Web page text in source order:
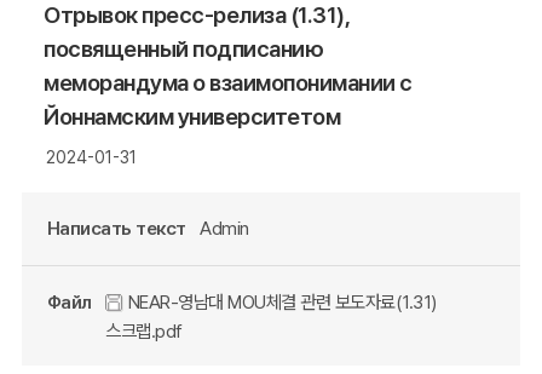
Отрывок пресс-релиза (1.31),
посвященный подписанию
меморандума о взаимопонимании с
Йоннамским университетом
2024-01-31
Написать текст Admin
Файл
NEAR-영남대 MOU체결 관련 보도자료(1.31)
스크랩.pdf